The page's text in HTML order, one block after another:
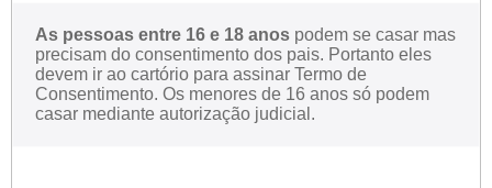
As pessoas entre 16 e 18 anos podem se casar mas
precisam do consentimento dos pais. Portanto eles
devem ir ao cartório para assinar Termo de
Consentimento. Os menores de 16 anos só podem
casar mediante autorização judicial.